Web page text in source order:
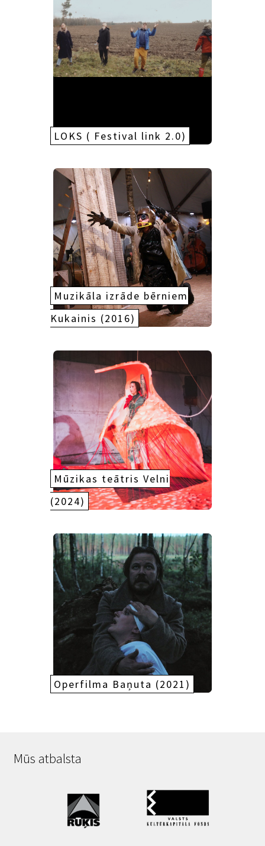
LOKS ( Festival link 2.0)
Muzikāla izrāde bērniem
Kukainis (2016)
Mūzikas teātris Velni
(2024)
Operfilma Baņuta (2021)
Mūs atbalsta